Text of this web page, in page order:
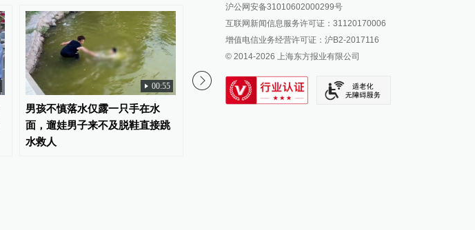
00:55
男孩不慎落水仅露一只手在水
面，遛娃男子来不及脱鞋直接跳
水救人
澎湃新闻抖音号
派生万物开放平台
IP SHANGHAI
SIXTH TONE
沪公网安备31010602000299号
互联网新闻信息服务许可证：31120170006
增值电信业务经营许可证：沪B2-2017116
© 2014-2026 上海东方报业有限公司